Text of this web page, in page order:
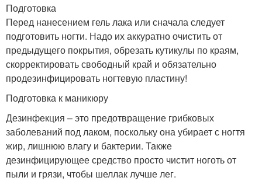
Подготовка
Перед нанесением гель лака или сначала следует
подготовить ногти. Надо их аккуратно очистить от
предыдущего покрытия, обрезать кутикулы по краям,
скорректировать свободный край и обязательно
продезинфицировать ногтевую пластину!
Подготовка к маникюру
Дезинфекция – это предотвращение грибковых
заболеваний под лаком, поскольку она убирает с ногтя
жир, лишнюю влагу и бактерии. Также
дезинфицирующее средство просто чистит ноготь от
пыли и грязи, чтобы шеллак лучше лег.